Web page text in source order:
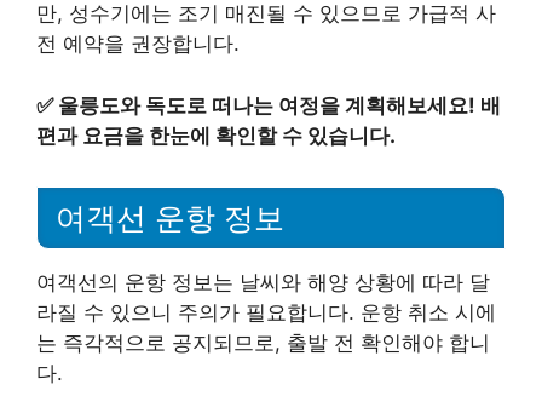
만, 성수기에는 조기 매진될 수 있으므로 가급적 사
전 예약을 권장합니다.
✅ 울릉도와 독도로 떠나는 여정을 계획해보세요! 배
편과 요금을 한눈에 확인할 수 있습니다.
여객선 운항 정보
여객선의 운항 정보는 날씨와 해양 상황에 따라 달
라질 수 있으니 주의가 필요합니다. 운항 취소 시에
는 즉각적으로 공지되므로, 출발 전 확인해야 합니
다.